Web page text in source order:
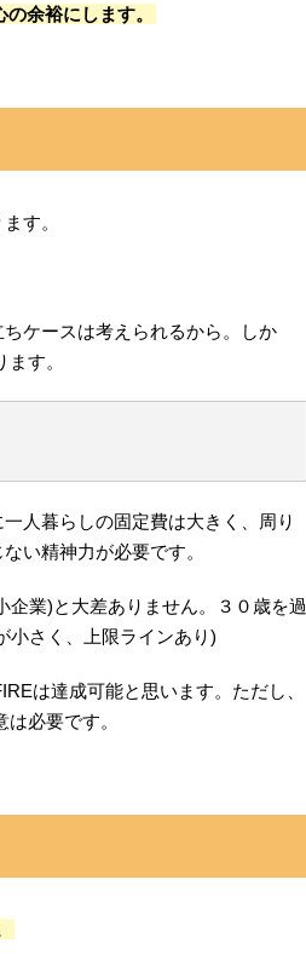
余裕にします。
す。
ケースは考えられるから。しか
す。
人暮らしの固定費は大きく、周り
い精神力が必要です。
業)と大差ありません。３０歳を過
小さく、上限ラインあり)
は達成可能と思います。ただし、
必要です。